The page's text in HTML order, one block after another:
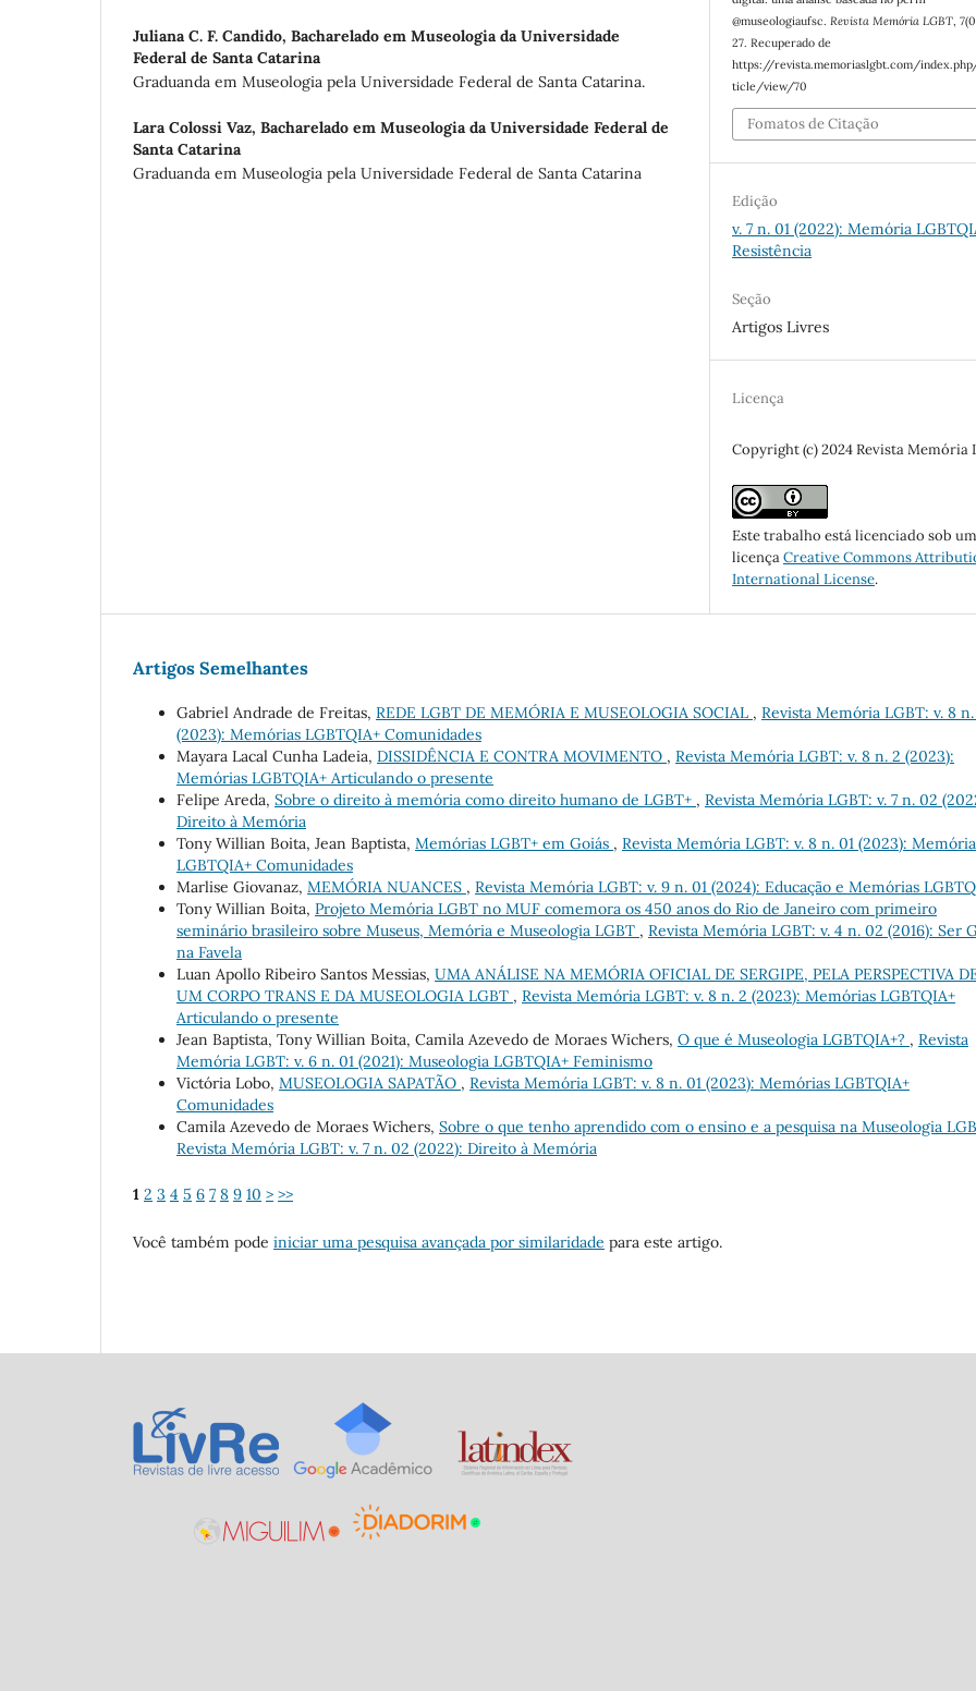
Juliana C. F. Candido, Bacharelado em Museologia da Universidade
Federal de Santa Catarina
Graduanda em Museologia pela Universidade Federal de Santa Catarina.
Lara Colossi Vaz, Bacharelado em Museologia da Universidade Federal de
Santa Catarina
Graduanda em Museologia pela Universidade Federal de Santa Catarina
@museologiaufsc.Revista Memória LGBT,7
27. Recuperado de
https://revista.memoriaslgbt.com/
ticle/view/70
Fomatos de Citação
Edição
v. 7 n. 01 (2022): Memória
Resistência
Seção
Artigos Livres
Licença
Copyright (c) 2024 Revista Memória
Este trabalho está licenciado sob
licençaCreative Commons
International License.
Artigos Semelhantes
Gabriel Andrade de Freitas, REDE LGBT DE MEMÓRIA E MUSEOLOGIA SOCIAL , Revista Memória LGBT: v. 8 n.
(2023): Memórias LGBTQIA+ Comunidades
Mayara Lacal Cunha Ladeia, DISSIDÊNCIA E CONTRA MOVIMENTO , Revista Memória LGBT: v. 8 n. 2 (2023):
Memórias LGBTQIA+ Articulando o presente
Felipe Areda, Sobre o direito à memória como direito humano de LGBT+ , Revista Memória LGBT: v. 7 n. 02
Direito à Memória
Tony Willian Boita, Jean Baptista, Memórias LGBT+ em Goiás , Revista Memória LGBT: v. 8 n. 01 (2023):
LGBTQIA+ Comunidades
Marlise Giovanaz, MEMÓRIA NUANCES , Revista Memória LGBT: v. 9 n. 01 (2024): Educação e Memórias
Tony Willian Boita, Projeto Memória LGBT no MUF comemora os 450 anos do Rio de Janeiro com primeiro
seminário brasileiro sobre Museus, Memória e Museologia LGBT , Revista Memória LGBT: v. 4 n. 02 (2016): Ser
na Favela
Luan Apollo Ribeiro Santos Messias, UMA ANÁLISE NA MEMÓRIA OFICIAL DE SERGIPE, PELA PERSPECTIVA
UM CORPO TRANS E DA MUSEOLOGIA LGBT , Revista Memória LGBT: v. 8 n. 2 (2023): Memórias LGBTQIA+
Articulando o presente
Jean Baptista, Tony Willian Boita, Camila Azevedo de Moraes Wichers, O que é Museologia LGBTQIA+? , Revista
Memória LGBT: v. 6 n. 01 (2021): Museologia LGBTQIA+ Feminismo
Victória Lobo, MUSEOLOGIA SAPATÃO , Revista Memória LGBT: v. 8 n. 01 (2023): Memórias LGBTQIA+
Comunidades
Camila Azevedo de Moraes Wichers, Sobre o que tenho aprendido com o ensino e a pesquisa na Museologia
Revista Memória LGBT: v. 7 n. 02 (2022): Direito à Memória
1 2 3 4 5 6 7 8 9 10 > >>
Você também pode iniciar uma pesquisa avançada por similaridade para este artigo.